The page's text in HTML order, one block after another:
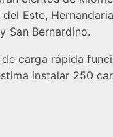
Este,
San Bernardino.
carga rápida
instalar 250